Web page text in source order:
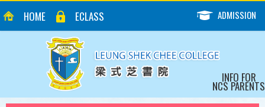
HOME ECLASS ADMISSION
INFO FOR
NCS PARENTS